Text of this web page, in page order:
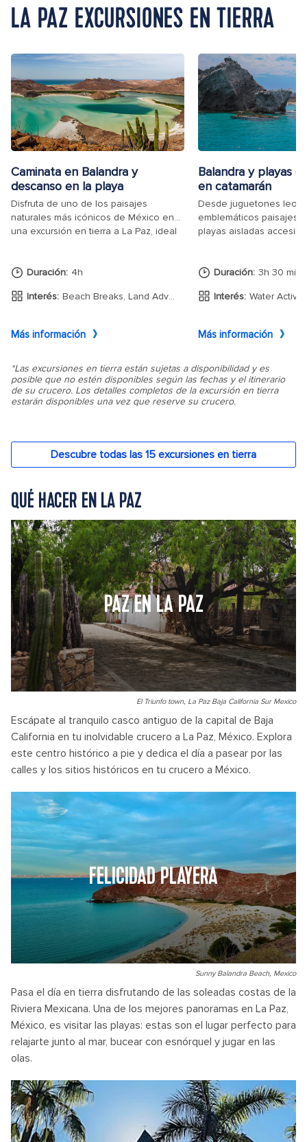
LA PAZ EXCURSIONES EN TIERRA
QUÉ HACER EN LA PAZ
PAZ EN LA PAZ
El Triunfo town, La Paz Baja California Sur Mexico
Escápate al tranquilo casco antiguo de la capital de Baja
California en tu inolvidable crucero a La Paz, México. Explora
este centro histórico a pie y dedica el día a pasear por las
calles y los sitios históricos en tu crucero a México.
FELICIDAD PLAYERA
Sunny Balandra Beach, Mexico
Pasa el día en tierra disfrutando de las soleadas costas de la
Riviera Mexicana. Una de los mejores panoramas en La Paz,
México, es visitar las playas: estas son el lugar perfecto para
relajarte junto al mar, bucear con esnórquel y jugar en las
olas.